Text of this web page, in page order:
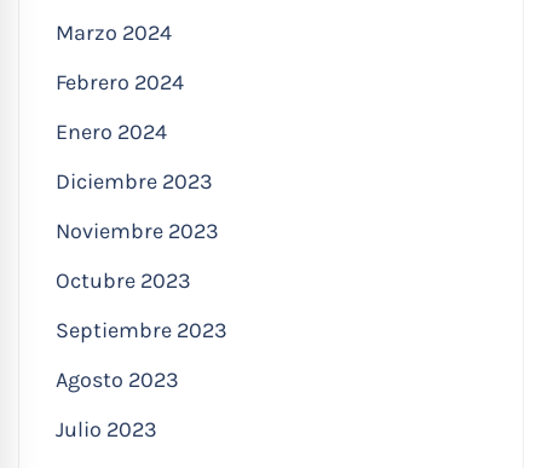
Marzo 2024
Febrero 2024
Enero 2024
Diciembre 2023
Noviembre 2023
Octubre 2023
Septiembre 2023
Agosto 2023
Julio 2023